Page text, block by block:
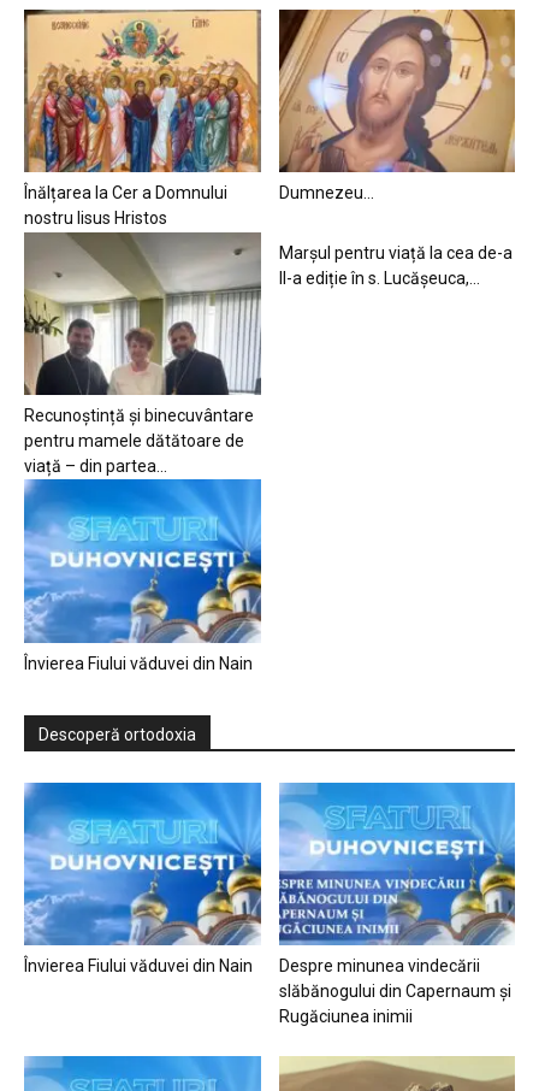
Înălțarea la Cer a Domnului
nostru Iisus Hristos
Dumnezeu…
Recunoștință și binecuvântare
pentru mamele dătătoare de
viață – din partea...
Marșul pentru viață la cea de-a
II-a ediție în s. Lucășeuca,...
Învierea Fiului văduvei din Nain
Descoperă ortodoxia
Învierea Fiului văduvei din Nain
Despre minunea vindecării
slăbănogului din Capernaum și
Rugăciunea inimii